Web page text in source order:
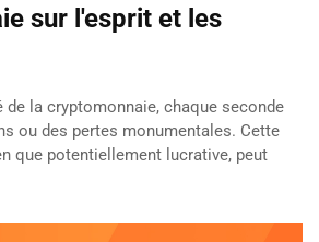
sur l'esprit et les
de la cryptomonnaie, chaque seconde
ou des pertes monumentales. Cette
que potentiellement lucrative, peut